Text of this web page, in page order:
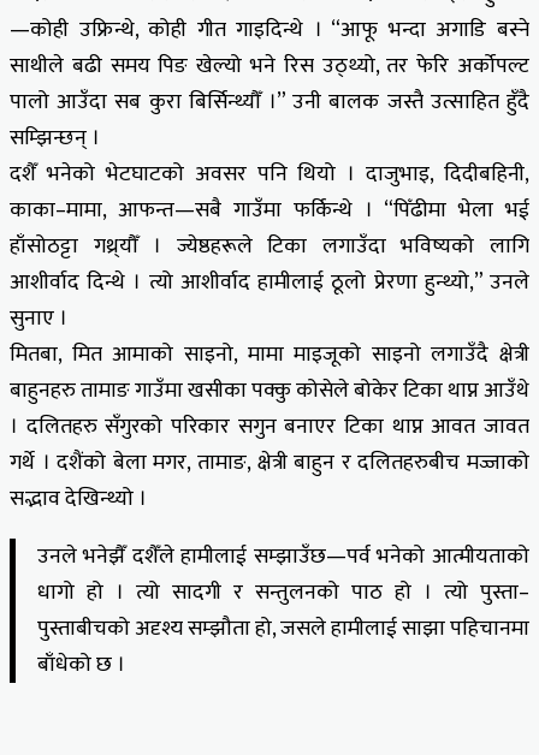
—कोही उफ्रिन्थे, कोही गीत गाइदिन्थे । “आफू भन्दा अगाडि बस्ने
साथीले बढी समय पिङ खेल्यो भने रिस उठ्थ्यो, तर फेरि अर्कोपल्ट
पालो आउँदा सब कुरा बिर्सिन्थ्यौँ ।” उनी बालक जस्तै उत्साहित हुँदै
सम्झिन्छन् ।
दशैँ भनेको भेटघाटको अवसर पनि थियो । दाजुभाइ, दिदीबहिनी,
काका–मामा, आफन्त—सबै गाउँमा फर्किन्थे । “पिँढीमा भेला भई
हाँसोठट्टा गथ्र्यौँ । ज्येष्ठहरूले टिका लगाउँदा भविष्यको लागि
आशीर्वाद दिन्थे । त्यो आशीर्वाद हामीलाई ठूलो प्रेरणा हुन्थ्यो,” उनले
सुनाए ।
मितबा, मित आमाको साइनो, मामा माइजूको साइनो लगाउँदै क्षेत्री
बाहुनहरु तामाङ गाउँमा खसीका पक्कु कोसेले बोकेर टिका थाप्न आउँथे
। दलितहरु सँगुरको परिकार सगुन बनाएर टिका थाप्न आवत जावत
गर्थे । दशैंको बेला मगर, तामाङ, क्षेत्री बाहुन र दलितहरुबीच मज्जाको
सद्भाव देखिन्थ्यो ।
उनले भनेझैँ दशैँले हामीलाई सम्झाउँछ—पर्व भनेको आत्मीयताको
धागो हो । त्यो सादगी र सन्तुलनको पाठ हो । त्यो पुस्ता–
पुस्ताबीचको अदृश्य सम्झौता हो, जसले हामीलाई साझा पहिचानमा
बाँधेको छ ।